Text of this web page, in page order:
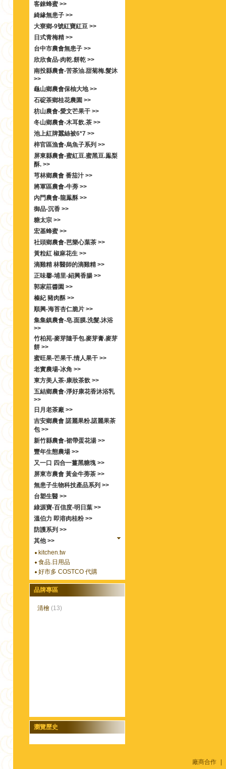
客錸蜂蜜 >>
綺緣無患子 >>
大寮鄉-9號紅寶紅豆 >>
日式青梅精 >>
台中市農會無患子 >>
欣欣食品-肉乾.餅乾 >>
南投縣農會-苦茶油.甜菊梅.髮沐
>>
龜山鄉農會保柚大地 >>
石碇茶鄉桂花農園 >>
枋山農會-愛文芒果干 >>
冬山鄉農會-木耳飲.茶 >>
池上紅牌蠶絲被6*7 >>
梓官區漁會-烏魚子系列 >>
屏東縣農會-蜜紅豆.蜜黑豆.鳯梨
酥. >>
芎林鄉農會 番茄汁 >>
將軍區農會-牛蒡 >>
內門農會-龍鳯酥 >>
御品-沉香 >>
糖太宗 >>
宏基蜂蜜 >>
社頭鄉農會-芭樂心葉茶 >>
黃粒紅 椒麻花生 >>
滴雞精 林醫師的滴雞精 >>
正味馨-埔里-紹興香腸 >>
郭家莊醬園 >>
榛紀 豬肉酥 >>
順興-海苔杏仁脆片 >>
集集鎮農會-皂.面膜.洗髮.沐浴
>>
竹柏苑-麥芽隨手包.麥芽膏.麥芽
餅 >>
蜜旺果-芒果干.情人果干 >>
老實農場-冰角 >>
東方美人茶-康妝茶飲 >>
五結鄉農會-淨好康花香沐浴乳
>>
日月老茶廠 >>
吉安鄉農會 諾麗果粉.諾麗果茶
包 >>
新竹縣農會-裙帶蛋花湯 >>
豐年生態農場 >>
又一口 四合一薑黑糖塊 >>
屏東市農會 黃金牛蒡茶 >>
無患子生物科技產品系列 >>
台塑生醫 >>
綠源寶-百信度-明日葉 >>
溫伯力 即溶肉桂粉 >>
防護系列 >>
其他 >>
kitchen.tw
食品.日用品
好市多 COSTCO 代購
品牌專區
清檜 (13)
瀏覽歷史
廠商合作